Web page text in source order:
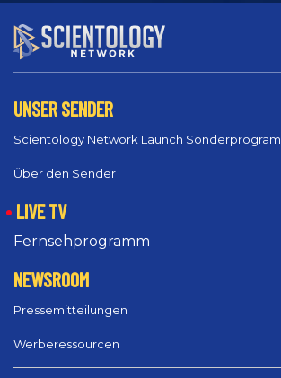
UNSER SENDER
Scientology Network Launch
Über den Sender
LIVE TV
Fernsehprogramm
NEWSROOM
Pressemitteilungen
Werberessourcen